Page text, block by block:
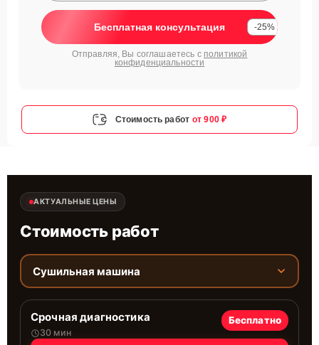
Бесплатная консультация -25%
Отправляя, Вы соглашаетесь с политикой
конфиденциальности
Стоимость работ от 900 ₽
АКТУАЛЬНЫЕ ЦЕНЫ
Стоимость работ
Сушильная машина
Срочная диагностика
30 мин
Бесплатно